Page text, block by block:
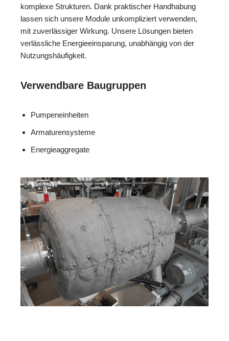
komplexe Strukturen. Dank praktischer Handhabung
lassen sich unsere Module unkompliziert verwenden,
mit zuverlässiger Wirkung. Unsere Lösungen bieten
verlässliche Energieeinsparung, unabhängig von der
Nutzungshäufigkeit.
Verwendbare Baugruppen
Pumpeneinheiten
Armaturensysteme
Energieaggregate